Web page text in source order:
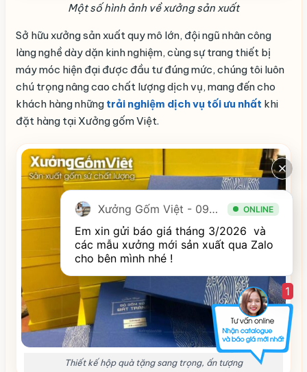
Một số hình ảnh về xưởng sản xuất
Sở hữu xưởng sản xuất quy mô lớn, đội ngũ nhân công
làng nghề dày dặn kinh nghiệm, cùng sự trang thiết bị
máy móc hiện đại được đầu tư đúng mức, chúng tôi luôn
chú trọng nâng cao chất lượng dịch vụ, mang đến cho
khách hàng những trải nghiệm dịch vụ tối ưu nhất khi
đặt hàng tại Xưởng gốm Việt.
Thiết kế hộp quà tặng sang trọng, ấn tượng
Xưởng Gốm Việt - 094.1900.823 ONLINE
Em xin gửi báo giá tháng 3/2026  và
các mẫu xưởng mới sản xuất qua Zalo
cho bên mình nhé !
1